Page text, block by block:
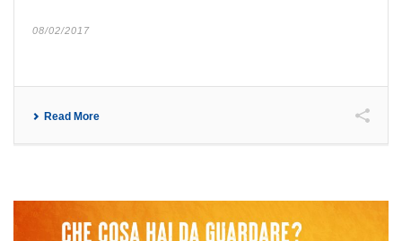
08/02/2017
Read More